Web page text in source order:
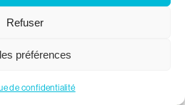
Refuser
préférences
de confidentialité
#sobriété